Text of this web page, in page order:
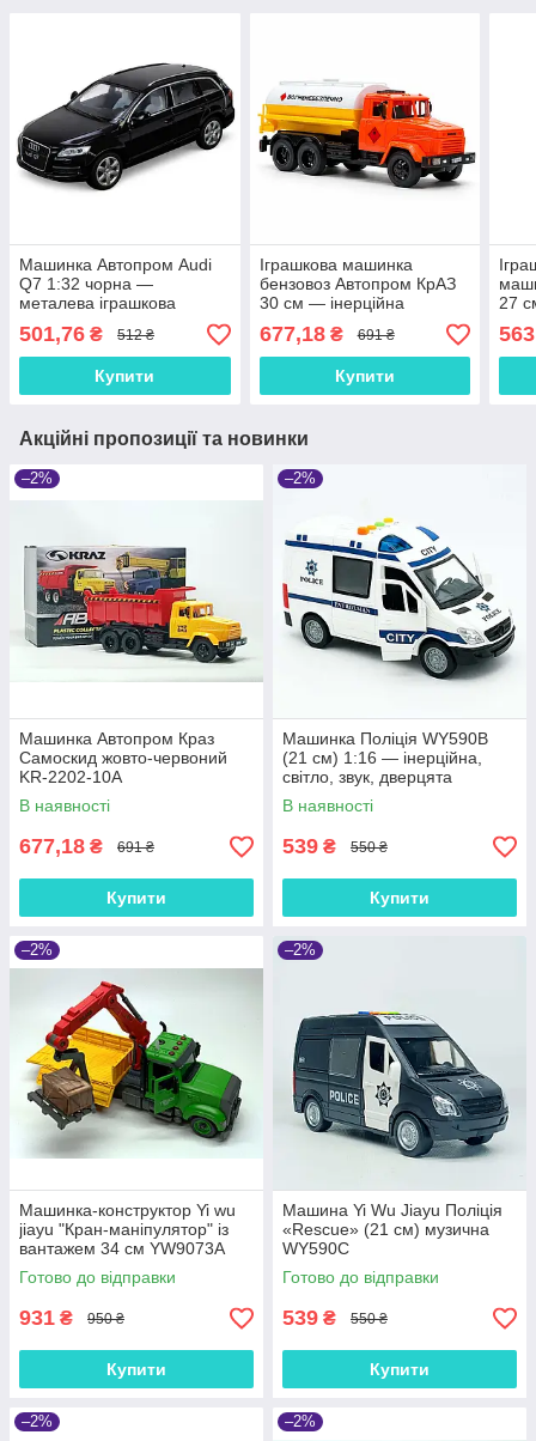
Машинка Автопром Audi
Q7 1:32 чорна —
металева іграшкова
модель зі світлом, звуком
та відкривними дверима,
арт. 68310
501,76 ₴ 512 ₴
Купити
Іграшкова машинка
бензовоз Автопром КрАЗ
30 см — інерційна
звуком, відкриваються
двері, для дітей 3+
677,18₴ 691 ₴
Купити
27
Акційні пропозиції та новинки
–2%
Машинка Автопром Краз
Самоскид жовто-червоний
KR-2202-10A
В наявності
677,18 ₴ 691 ₴
Купити
–2%
Машинка Поліція WY590B
(21 см) 1:16 — інерційна,
світло, звук, дверцята
В наявності
539 ₴ 550 ₴
Купити
–2%
Машинка-конструктор Yi wu
jiayu "Кран-маніпулятор" із
вантажем 34 см YW9073A
Готово до відправки
931 ₴ 950 ₴
Купити
–2%
Машина Yi Wu Jiayu Поліція
«Rescue» (21 см) музична
WY590C
Готово до відправки
539 ₴ 550 ₴
Купити
–2% –2%